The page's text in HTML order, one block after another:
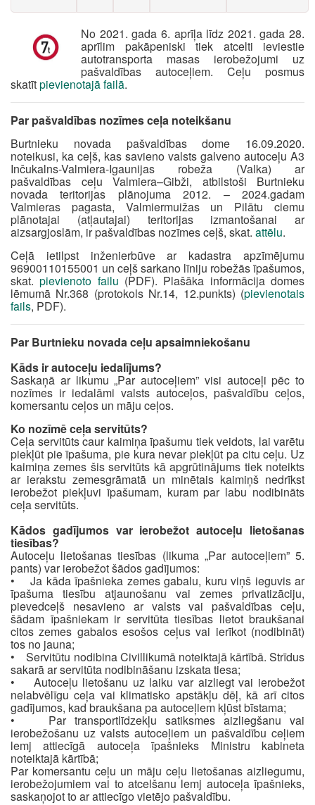
No 2021. gada 6. aprīļa līdz 2021. gada 28.
aprīlim pakāpeniski tiek atcelti ieviestie
autotransporta masas ierobežojumi uz
pašvaldības autoceļiem. Ceļu posmus
skatītpievienotajā failā.
Par pašvaldības nozīmes ceļa noteikšanu
Burtnieku novada pašvaldības dome 16.09.2020.
noteikusi, ka ceļš, kas savieno valsts galveno autoceļu A3
Inčukalns-Valmiera-Igaunijas robeža (Valka) ar
pašvaldības ceļu Valmiera–Gibži, atbilstoši Burtnieku
novada teritorijas plānojuma 2012. – 2024.gadam
Valmieras pagasta, Valmiermuižas un Pilātu ciemu
plānotajai (atļautajai) teritorijas izmantošanai ar
aizsargjoslām, ir pašvaldības nozīmes ceļš, skat. attēlu.
Ceļā ietilpst inženierbūve ar kadastra apzīmējumu
96900110155001 un ceļš sarkano līniju robežās īpašumos,
skat.pievienoto failu (PDF). Plašāka informācija domes
lēmumā Nr.368 (protokols Nr.14, 12.punkts) (pievienotais
fails, PDF).
Par Burtnieku novada ceļu apsaimniekošanu
Kāds ir autoceļu iedalījums?
Saskaņā ar likumu „Par autoceļiem” visi autoceļi pēc to
nozīmes ir iedalāmi valsts autoceļos, pašvaldību ceļos,
komersantu ceļos un māju ceļos.
Ko nozīmē ceļa servitūts?
Ceļa servitūts caur kaimiņa īpašumu tiek veidots, lai varētu
piekļūt pie īpašuma, pie kura nevar piekļūt pa citu ceļu. Uz
kaimiņa zemes šis servitūts kā apgrūtinājums tiek noteikts
ar ierakstu zemesgrāmatā un minētais kaimiņš nedrīkst
ierobežot piekļuvi īpašumam, kuram par labu nodibināts
ceļa servitūts.
Kādos gadījumos var ierobežot autoceļu lietošanas
tiesības?
Autoceļu lietošanas tiesības (likuma „Par autoceļiem” 5.
pants) var ierobežot šādos gadījumos:
• Ja kāda īpašnieka zemes gabalu, kuru viņš ieguvis ar
īpašuma tiesību atjaunošanu vai zemes privatizāciju,
pievedceļš nesavieno ar valsts vai pašvaldības ceļu,
šādam īpašniekam ir servitūta tiesības lietot braukšanai
citos zemes gabalos esošos ceļus vai ierīkot (nodibināt)
tos no jauna;
• Servitūtu nodibina Civillikumā noteiktajā kārtībā. Strīdus
sakarā ar servitūta nodibināšanu izskata tiesa;
• Autoceļu lietošanu uz laiku var aizliegt vai ierobežot
nelabvēlīgu ceļa vai klimatisko apstākļu dēļ, kā arī citos
gadījumos, kad braukšana pa autoceļiem kļūst bīstama;
• Par transportlīdzekļu satiksmes aizliegšanu vai
ierobežošanu uz valsts autoceļiem un pašvaldību ceļiem
lemj attiecīgā autoceļa īpašnieks Ministru kabineta
noteiktajā kārtībā;
Par komersantu ceļu un māju ceļu lietošanas aizliegumu,
ierobežojumiem vai to atcelšanu lemj autoceļa īpašnieks,
saskaņojot to ar attiecīgo vietējo pašvaldību.